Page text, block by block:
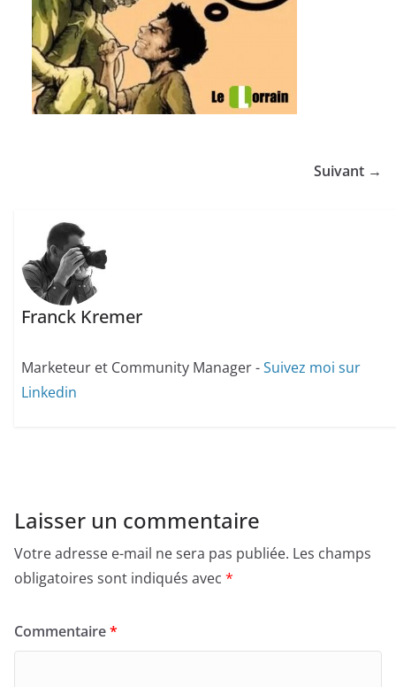
Suivant →
Franck Kremer
Marketeur et Community Manager -Suivez moi sur
Linkedin
Laisser un commentaire
Votre adresse e-mail ne sera pas publiée. Les champs
obligatoires sont indiqués avec *
Commentaire*